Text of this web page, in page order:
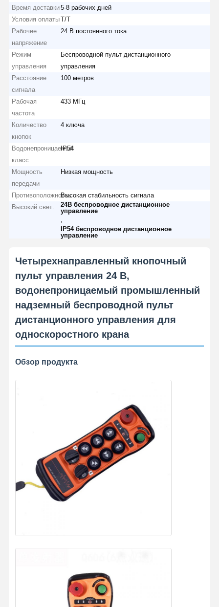
Время доставки5-8 рабочих дней
Условия оплатыТ/Т
Рабочее
напряжение
24 В постоянного тока
Режим
управления
Беспроводной пульт дистанционного
управления
Расстояние
сигнала
100 метров
Рабочая
частота
433 МГц
Количество
кнопок
4 ключа
Водонепроницаемый
класс
IP54
Мощность
передачи
Низкая мощность
ПротивоположностьВысокая стабильность сигнала
Высокий свет:
24В беспроводное дистанционное
управление
IP54 беспроводное дистанционное
управление
Четырехнаправленный кнопочный
пульт управления 24 В,
водонепроницаемый промышленный
надземный беспроводной пульт
дистанционного управления для
односкоростного крана
Обзор продукта